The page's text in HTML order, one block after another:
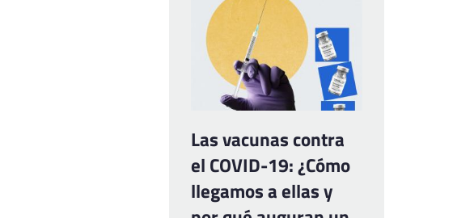
Las vacunas contra
el COVID-19: ¿Cómo
llegamos a ellas y